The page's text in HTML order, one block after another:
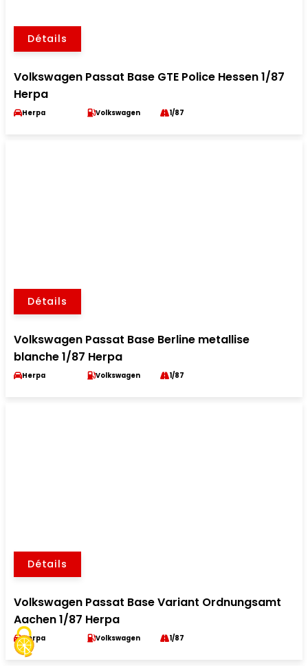
Détails
Volkswagen Passat Base GTE Police Hessen 1/87
Herpa
Herpa Volkswagen 1/87
Détails
Volkswagen Passat Base Berline metallise
blanche 1/87 Herpa
Herpa Volkswagen 1/87
Détails
Volkswagen Passat Base Variant Ordnungsamt
Aachen 1/87 Herpa
Herpa Volkswagen 1/87